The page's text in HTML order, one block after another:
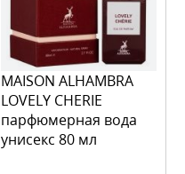
MAISON ALHAMBRA
LOVELY CHERIE
парфюмерная вода
унисекс 80 мл